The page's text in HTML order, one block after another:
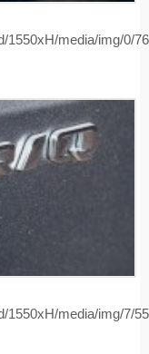
media/img/0/
media/img/7/